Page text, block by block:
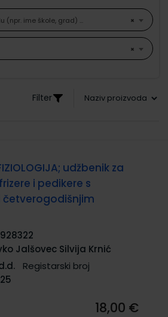
×
(npr. ime škole, grad) ...
×
Filter
udžbenik za
i pedikere s
928322
Jalšovec Silvija Krnić
Registarski broj
18,00 €